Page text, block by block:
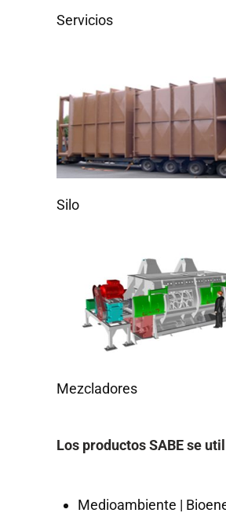
Servicios
Silo
Mezcladores
Los productos SABE se
Medioambiente |